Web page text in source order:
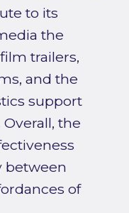
to its
the
trailers,
and the
support
the
between
of